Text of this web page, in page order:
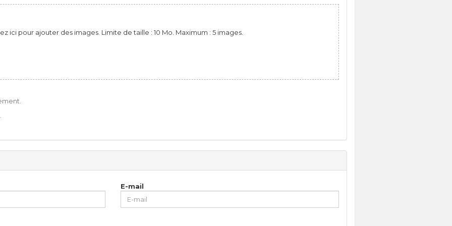
ici pour ajouter des images. Limite de taille : 10 Mo. Maximum : 5 images.
E-mail